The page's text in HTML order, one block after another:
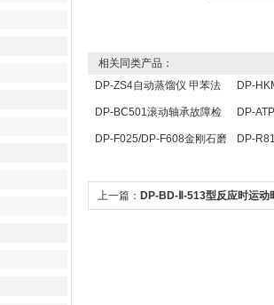
相关同类产品：
DP-ZS4自动蒸馏仪 甲苯法
水分测定仪
DP-
实验仪
DP-BC501滚动轴承故障检
测仪
DP-
定仪
DP-F025/DP-F608金刚石磨
试仪
DP-
上一篇： DP-BD-Ⅱ-513型反应时运动